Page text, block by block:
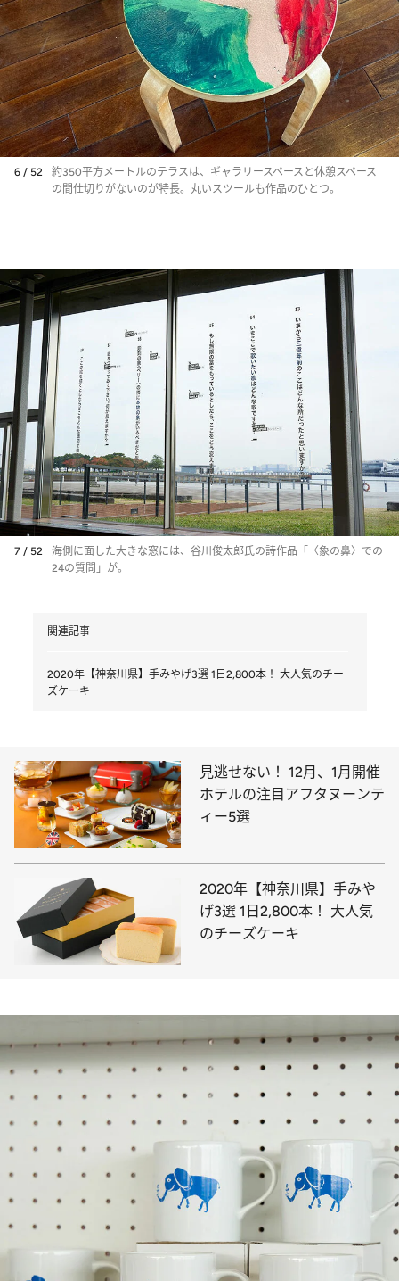
6 / 52
約350平方メートルのテラスは、ギャラリースペースと休憩スペース
の間仕切りがないのが特長。丸いスツールも作品のひとつ。
7 / 52
海側に面した大きな窓には、谷川俊太郎氏の詩作品「〈象の鼻〉での
24の質問」が。
関連記事
2020年【神奈川県】手みやげ3選 1日2,800本！ 大人気のチー
ズケーキ
見逃せない！ 12月、1月開催
ホテルの注目アフタヌーンテ
ィー5選
2020年【神奈川県】手みや
げ3選 1日2,800本！ 大人気
のチーズケーキ